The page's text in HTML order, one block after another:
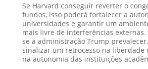
Se Harvard conseguir reverter o
fundos, isso poderá fortalecer a
universidades e garantir um
mais livre de interferências externas.
se a administração Trump
sinalizar um retrocesso na liberdade
na autonomia das instituições